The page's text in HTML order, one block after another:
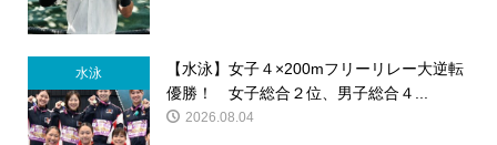
水泳
【水泳】女子４×200mフリーリレー大逆転
優勝！ 女子総合２位、男子総合４...
2026.08.04